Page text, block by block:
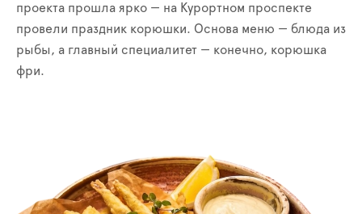
проекта прошла ярко — на Курортном проспекте
провели праздник корюшки. Основа меню — блюда из
рыбы, а главный специалитет — конечно, корюшка
фри.